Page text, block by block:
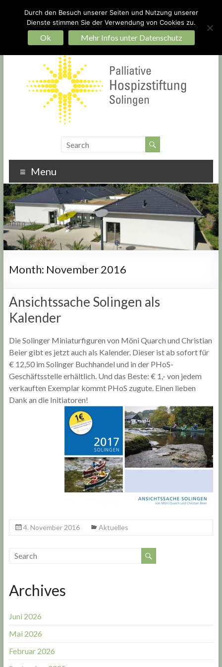
Ein Hospiz für Solingen – bauen Sie mit!
Startseite
Impressum Datenschutz
Menu
Month: November 2016
Ansichtssache Solingen als
Kalender
Die Solinger Miniaturfiguren von Möni Quarch und Christian
Beier gibt es jetzt auch als Kalender. Dieser ist ab sofort für
€ 12,50 im Solinger Buchhandel und in der PHoS-
Geschäftsstelle erhältlich. Und das Beste: € 1,- von jedem
verkauften Exemplar kommt PHoS zugute. Einen lieben
Dank an die Initiatoren!
4. November 2016 Aktuelles
Archives
Juni 2026
Mai 2026
Februar 2026
Durch den Besuch unserer Seiten und Nutzung unserer
Dienste stimmen Sie der Verwendung von Cookies zu.
Ok Mehr Infos unter Datenschutz